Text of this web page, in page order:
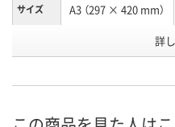
サイズ A3 （297 × 420 mm）
詳